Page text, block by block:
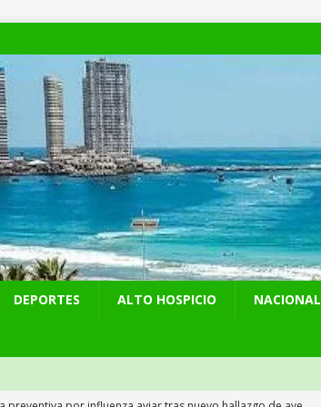
DEPORTES ALTO HOSPICIO NACIONAL